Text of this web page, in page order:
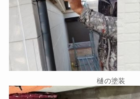
樋の塗装